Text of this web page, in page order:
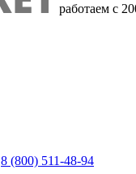
работаем с
8 (800) 511-48-94